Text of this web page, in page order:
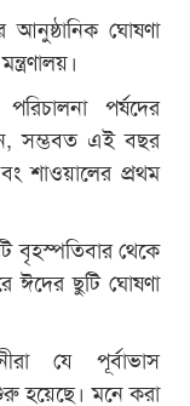
ঘোষণা
পর্ষদের
সম্ভবত এই বছর
শাওয়ালের প্রথম
বৃহস্পতিবার থেকে
ঈদের ছুটি ঘোষণা
যে পূর্বাভাস
হয়েছে। মনে করা